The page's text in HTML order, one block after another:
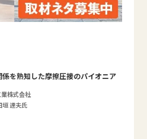
係を熟知した摩擦圧接のパイオニア
株式会社
垣 達夫氏